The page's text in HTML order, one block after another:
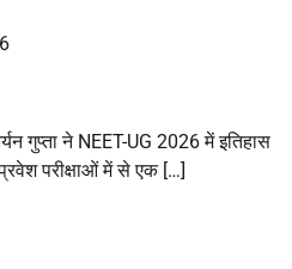
गुप्ता ने NEET-UG 2026 में इतिहास
परीक्षाओं में से एक […]